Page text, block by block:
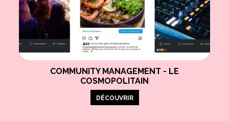
COMMUNITY MANAGEMENT - LE
COSMOPOLITAIN
DÉCOUVRIR